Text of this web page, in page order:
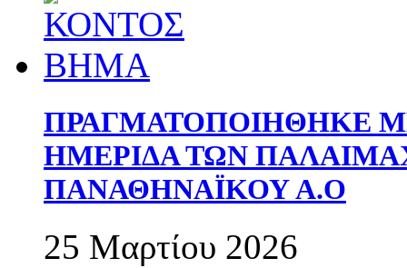
ΠΡΑΓΜΑΤΟΠΟΙΗΘΗΚΕ
ΗΜΕΡΙΔΑ ΤΩΝ
ΠΑΝΑΘΗΝΑΪΚΟΥ Α.Ο
25 Μαρτίου 2026